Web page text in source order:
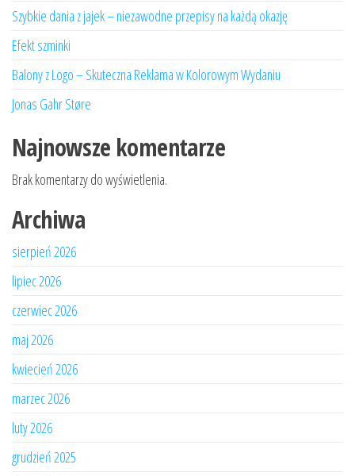
Szybkie dania z jajek – niezawodne przepisy na każdą okazję
Efekt szminki
Balony z Logo – Skuteczna Reklama w Kolorowym Wydaniu
Jonas Gahr Støre
Najnowsze komentarze
Brak komentarzy do wyświetlenia.
Archiwa
sierpień 2026
lipiec 2026
czerwiec 2026
maj 2026
kwiecień 2026
marzec 2026
luty 2026
grudzień 2025